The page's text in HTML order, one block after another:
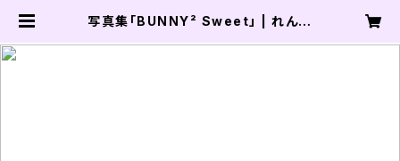
写真集「BUNNY² Sweet」 | れんれ